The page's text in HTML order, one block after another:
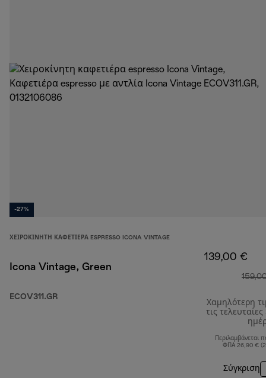
-27%
ΧΕΙΡΟΚΊΝΗΤΗ ΚΑΦΕΤΙΈΡΑ ESPRESSO ICONA VINTAGE
Icona Vintage, Green
ECOV311.GR
139,00 €
Χαμηλότερη
τις τελευταίες
Περιλαμβάνεται
ΦΠΑ 26,90 €
Σύγκριση